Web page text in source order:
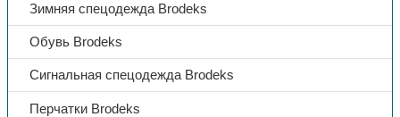
Зимняя спецодежда Brodeks
Обувь Brodeks
Сигнальная спецодежда Brodeks
Перчатки Brodeks